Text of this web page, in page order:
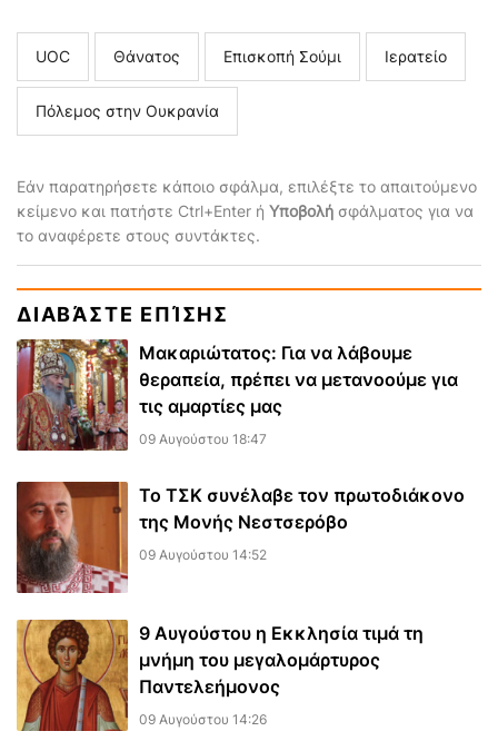
UOC Θάνατος Επισκοπή Σούμι Ιερατείο
Πόλεμος στην Ουκρανία
Εάν παρατηρήσετε κάποιο σφάλμα, επιλέξτε το απαιτούμενο
κείμενο και πατήστε Ctrl+Enter ή Υποβολή σφάλματος για να
το αναφέρετε στους συντάκτες.
ΔΙΑΒΆΣΤΕ ΕΠΊΣΗΣ
Μακαριώτατος: Για να λάβουμε
θεραπεία, πρέπει να μετανοούμε για
τις αμαρτίες μας
09 Αυγούστου 18:47
Το ΤΣΚ συνέλαβε τον πρωτοδιάκονο
της Μονής Νεστσερόβο
09 Αυγούστου 14:52
9 Αυγούστου η Εκκλησία τιμά τη
μνήμη του μεγαλομάρτυρος
Παντελεήμονος
09 Αυγούστου 14:26